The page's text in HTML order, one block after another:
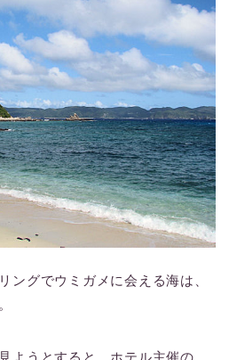
ングでウミガメに会える海は、